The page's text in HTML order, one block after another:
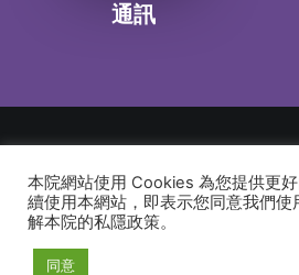
通訊
© 2026 建道神學院Alliance Bible
本院網站使用 Cookies 為您提供更
續使用本網站，即表示您同意我們
解本院的私隱政策。
同意